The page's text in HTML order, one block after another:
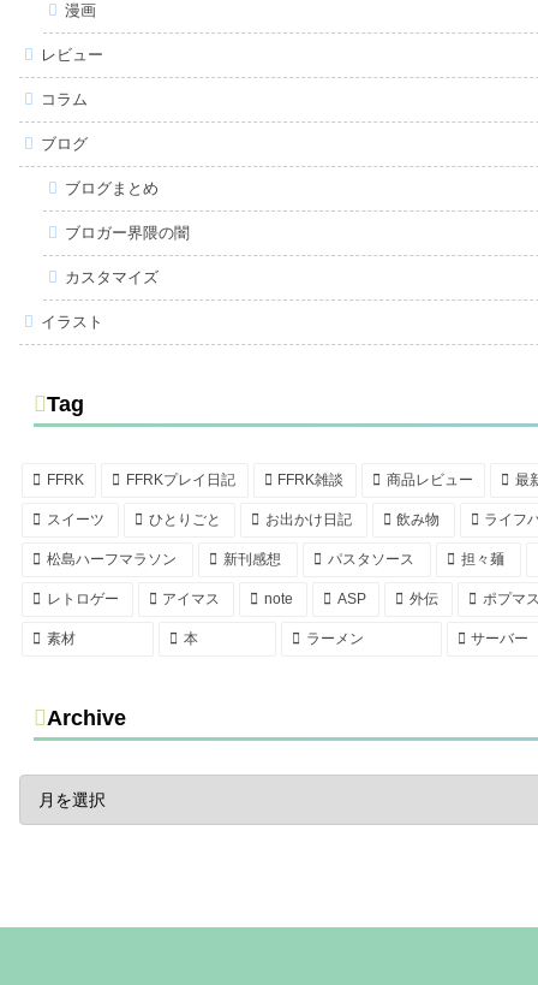
漫画
レビュー
コラム
ブログ
ブログまとめ
ブロガー界隈の闇
カスタマイズ
イラスト
Tag
FFRK FFRKプレイ日記 FFRK雑談 商品レビュー 最
スイーツ ひとりごと お出かけ日記 飲み物 ライフ
松島ハーフマラソン 新刊感想 パスタソース 担々麺
レトロゲー アイマス note ASP 外伝 ポプマ
素材 本 ラーメン サーバー
Archive